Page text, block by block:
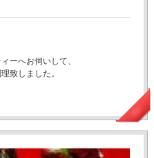
ーへお伺いして、
致しました。